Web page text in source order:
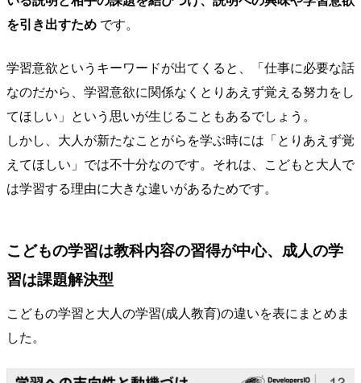
を引き出すため です。
学習意欲というキーワードが出てくると、「仕事に必要な話
なのだから、学習意欲に関係なくとりあえず覚える努力をし
てほしい」という思いが生じることもあるでしょう。
しかし、大人が新たなことがらを学ぶ時には「とりあえず覚
えてほしい」では不十分なのです。それは、こどもと大人で
は学習する理由に大きな違いがあるためです。
こどもの学習は教科内容の習得が中心、成人の学
習は課題解決型
こどもの学習と大人の学習(成人教育)の違いを表にまとめま
した。